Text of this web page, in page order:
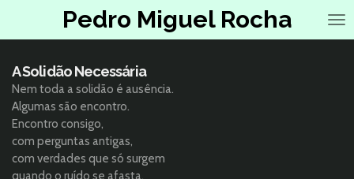
conteúdo
principal
Pedro Miguel Rocha
A Solidão Necessária
Nem toda a solidão é ausência.
Algumas são encontro.
Encontro consigo,
com perguntas antigas,
com verdades que só surgem
quando o ruído se afasta.